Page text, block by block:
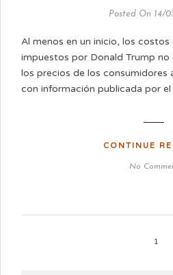
Posted On 14/
Al menos en un inicio, los costos
impuestos por Donald Trump
los precios de los consumidores
con información publicada por
CONTINUE
No
1